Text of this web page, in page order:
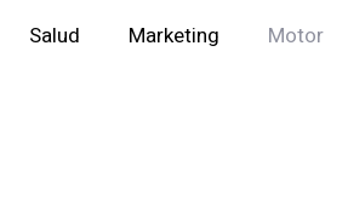
Salud Marketing Motor